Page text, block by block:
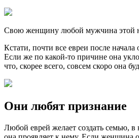
Свою женщину любой мужчина этой
Кстати, почти все евреи после
Если же по какой-то причине она
что, скорее всего, совсем скоро она
Они любят признание
Любой еврей желает создать семью,